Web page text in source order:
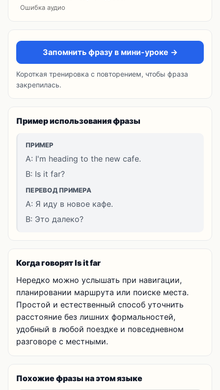
Ошибка аудио
Запомнить фразу в мини-уроке →
Короткая тренировка с повторением, чтобы фраза
закрепилась.
Пример использования фразы
ПРИМЕР
A: I'm heading to the new cafe.
B: Is it far?
ПЕРЕВОД ПРИМЕРА
A: Я иду в новое кафе.
B: Это далеко?
Когда говорят Is it far
Нередко можно услышать при навигации,
планировании маршрута или поиске места.
Простой и естественный способ уточнить
расстояние без лишних формальностей,
удобный в любой поездке и повседневном
разговоре с местными.
Похожие фразы на этом языке